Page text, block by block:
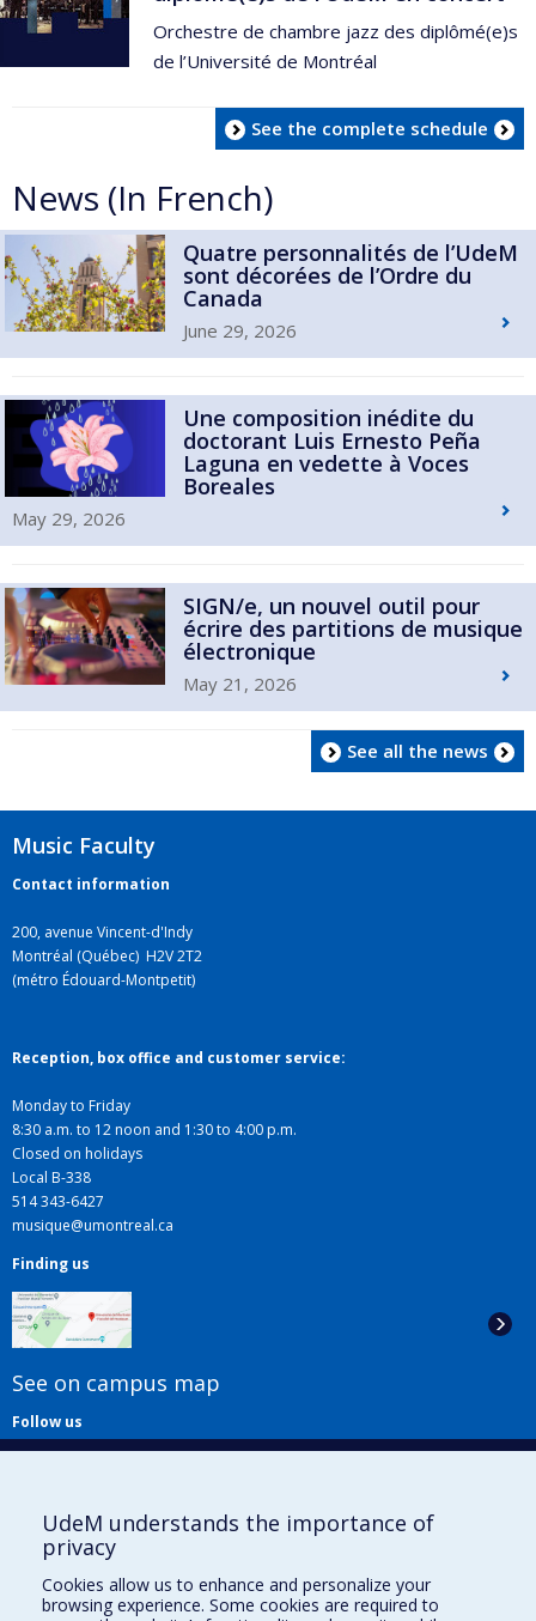
Orchestre de chambre jazz des diplômé(e)s
de l’Université de Montréal
See the complete schedule
News (In French)
Quatre personnalités de l’UdeM
sont décorées de l’Ordre du
Canada
June 29, 2026
Une composition inédite du
doctorant Luis Ernesto Peña
Laguna en vedette à Voces
Boreales
May 29, 2026
SIGN/e, un nouvel outil pour
écrire des partitions de musique
électronique
May 21, 2026
See all the news
Music Faculty
Contact information
200, avenue Vincent-d'Indy
Montréal (Québec) H2V 2T2
(métro Édouard-Montpetit)
Reception, box office and customer service:
Monday to Friday
8:30 a.m. to 12 noon and 1:30 to 4:00 p.m.
Closed on holidays
Local B-338
514 343-6427
musique@umontreal.ca
Finding us
See on campus map
Follow us
Useful links
UdeM understands the importance of
privacy
Cookies allow us to enhance and personalize your
browsing experience. Some cookies are required to